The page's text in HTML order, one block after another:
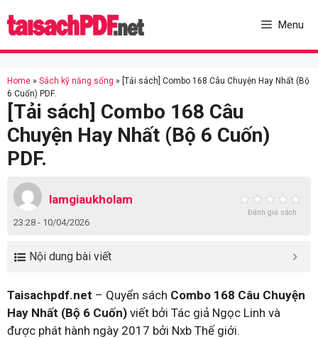
to
Menu
Home » Sách kỹ năng sống » [Tải sách] Combo 168 Câu Chuyện Hay Nhất (Bộ
6 Cuốn) PDF.
[Tải sách] Combo 168 Câu
Chuyện Hay Nhất (Bộ 6 Cuốn)
PDF.
lamgiaukholam
23:28 - 10/04/2026
Đánh giá sách
Nội dung bài viết
Taisachpdf.net – Quyển sách Combo 168 Câu Chuyện
Hay Nhất (Bộ 6 Cuốn) viết bởi Tác giả Ngọc Linh và
được phát hành ngày 2017 bởi Nxb Thế giới.